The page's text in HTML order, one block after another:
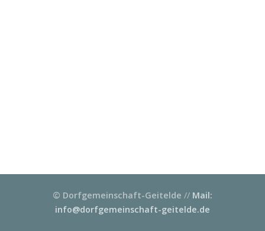
© Dorfgemeinschaft-Geitelde // Mail:
info@dorfgemeinschaft-geitelde.de